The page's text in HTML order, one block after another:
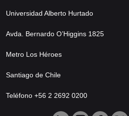
Universidad Alberto Hurtado
Avda. Bernardo O’Higgins 1825
Metro Los Héroes
Santiago de Chile
Teléfono +56 2 2692 0200